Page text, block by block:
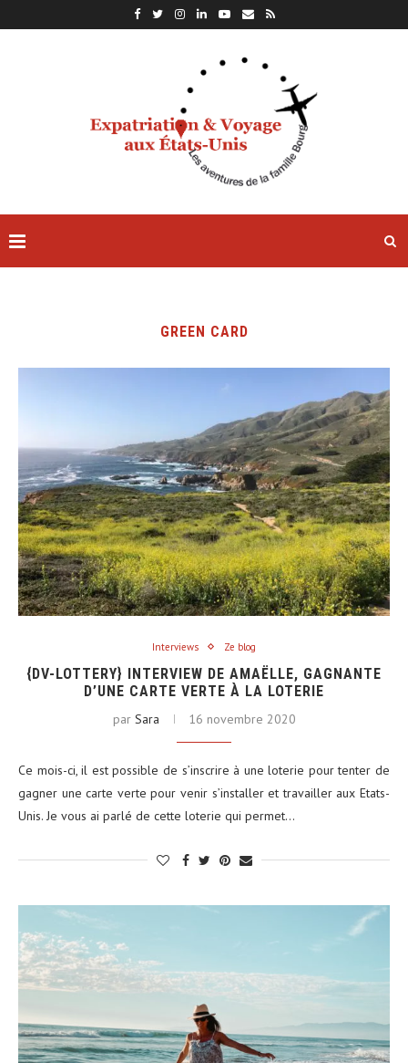
GREEN CARD
Interviews Ze blog
{DV-LOTTERY} INTERVIEW DE AMAËLLE, GAGNANTE
D’UNE CARTE VERTE À LA LOTERIE
par Sara 16 novembre 2020
Ce mois-ci, il est possible de s’inscrire à une loterie pour tenter de
gagner une carte verte pour venir s’installer et travailler aux Etats-
Unis. Je vous ai parlé de cette loterie qui permet…